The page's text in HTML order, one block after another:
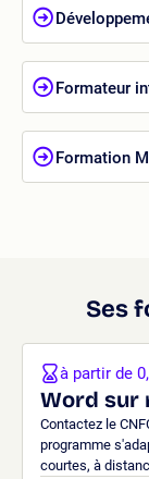
Formateur
Formation
Ses
Word sur
Contactez le
programme
courtes, à
à partir de